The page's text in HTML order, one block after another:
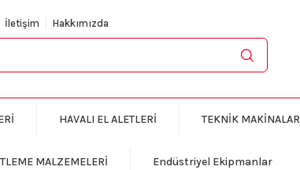
İletişim Hakkımızda
HAVALI EL ALETLERİ TEKNİK MAKİNALAR
MALZEMELERİ Endüstriyel Ekipmanlar